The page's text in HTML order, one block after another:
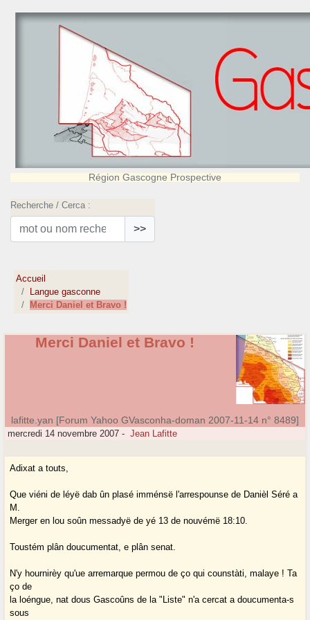
Région Gascogne Prospective
Recherche / Cerca :
>>
Accueil
Langue gasconne
Merci Daniel et Bravo !
Merci Daniel et Bravo !
lafitte.yan [Forum Yahoo GVasconha-doman 2007-11-14 n° 8489]
mercredi 14 novembre 2007 - Jean Lafitte
Adixat a touts,
Que viéni de léyë dab ûn plasé imménsë l'arrespounse de Danièl Séré a
M.
Merger en lou soûn messadyë de yé 13 de nouvémë 18:10.
Toustém plân doucumentat, e plân senat.
N'y hournirèy qu'ue arremarque permou de ço qui counstàti, malaye ! Ta
ço de
la loéngue, nat dous Gascoûns de la "Liste" n'a cercat a doucumenta-s
sous